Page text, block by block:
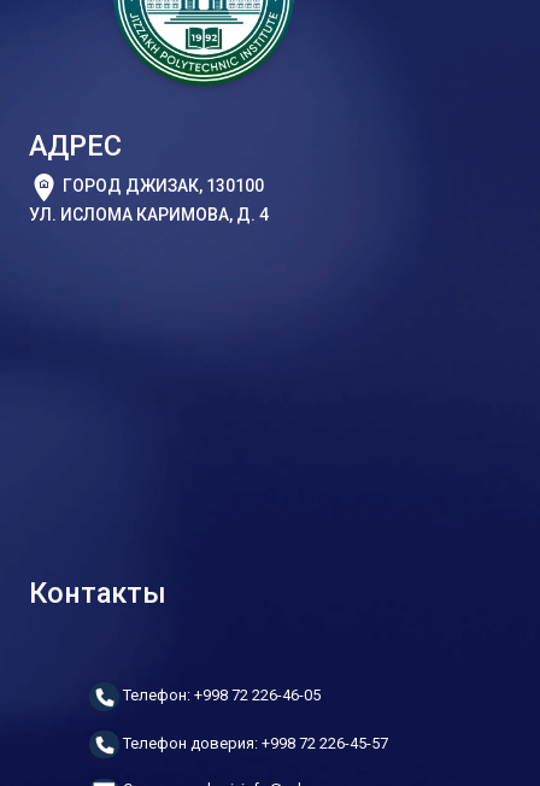
АДРЕС
ГОРОД ДЖИЗАК, 130100
УЛ. ИСЛОМА КАРИМОВА, Д. 4
Контакты
Телефон: +998 72 226-46-05
Телефон доверия: +998 72 226-45-57